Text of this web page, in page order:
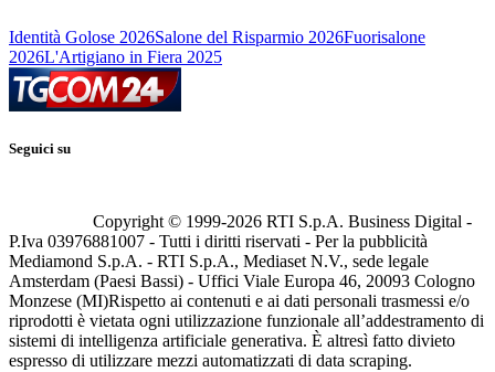
Identità Golose 2026Salone del Risparmio 2026Fuorisalone
2026L'Artigiano in Fiera 2025
Seguici su
Copyright © 1999-2026 RTI S.p.A. Business Digital -
P.Iva 03976881007 - Tutti i diritti riservati - Per la pubblicità
Mediamond S.p.A. - RTI S.p.A., Mediaset N.V., sede legale
Amsterdam (Paesi Bassi) - Uffici Viale Europa 46, 20093 Cologno
Monzese (MI)Rispetto ai contenuti e ai dati personali trasmessi e/o
riprodotti è vietata ogni utilizzazione funzionale all’addestramento di
sistemi di intelligenza artificiale generativa. È altresì fatto divieto
espresso di utilizzare mezzi automatizzati di data scraping.